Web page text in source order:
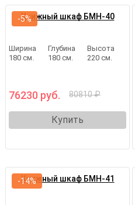
Книжный шкаф БМН-40
Ширина
180 см.
Глубина
180 см.
Высота
220 см.
76230 руб. 80810 ₽
Купить
-5%
Книжный шкаф БМН-41
-14%